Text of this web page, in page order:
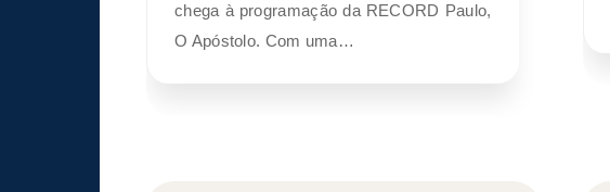
chega à programação da RECORD Paulo,
O Apóstolo. Com uma…